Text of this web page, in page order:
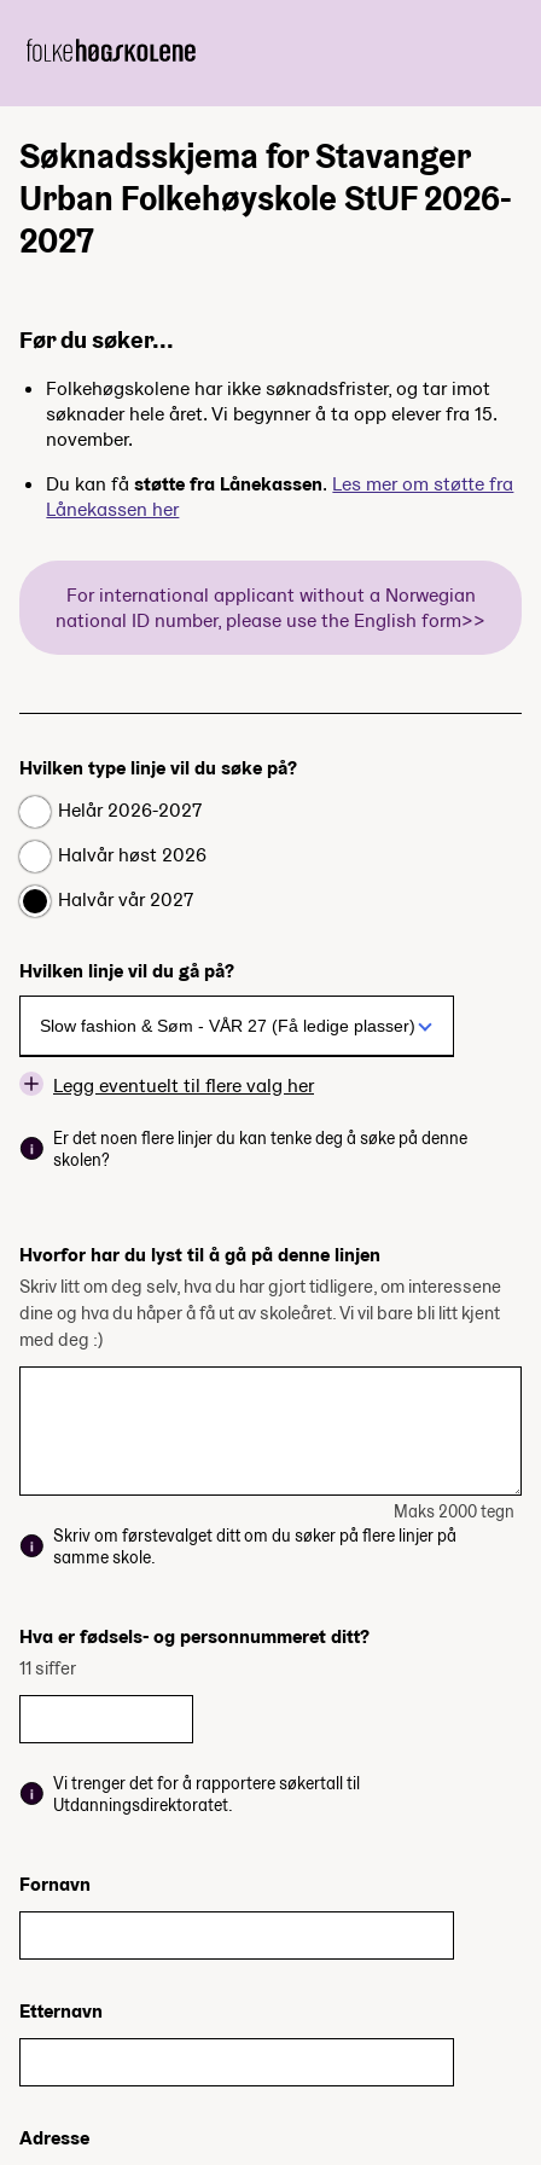
Søknadsskjema for Stavanger
Urban Folkehøyskole StUF 2026-
2027
Før du søker...
Folkehøgskolene har ikke søknadsfrister, og tar imot
søknader hele året. Vi begynner å ta opp elever fra 15.
november.
Du kan fåstøtte fra Lånekassen. Les mer om støtte fra
Lånekassen her
For international applicant without a Norwegian
national ID number, please use the English form>>
Hvilken type linje vil du søke på?
Helår 2026-2027
Halvår høst 2026
Halvår vår 2027
Hvilken linje vil du gå på?
Legg eventuelt til flere valg her
Er det noen flere linjer du kan tenke deg å søke på denne
skolen?
Hvorfor har du lyst til å gå på denne linjen
Skriv litt om deg selv, hva du har gjort tidligere, om interessene
dine og hva du håper å få ut av skoleåret. Vi vil bare bli litt kjent
med deg :)
Maks 2000 tegn
Skriv om førstevalget ditt om du søker på flere linjer på
samme skole.
Hva er fødsels- og personnummeret ditt?
11 siffer
Vi trenger det for å rapportere søkertall til
Utdanningsdirektoratet.
Fornavn
Etternavn
Adresse